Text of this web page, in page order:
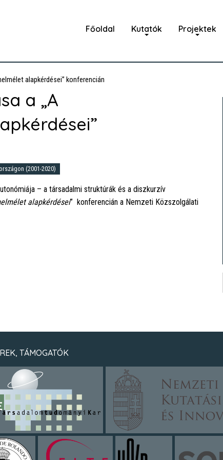
Főoldal Kutatók Projektek
alapkérdései” konferencián
a „A
(2001-2020)
– a társadalmi struktúrák és a diszkurzív
alapkérdései” konferencián a Nemzeti Közszolgálati
TÁMOGATÓK